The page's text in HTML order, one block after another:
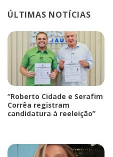
ÚLTIMAS NOTÍCIAS
“Roberto Cidade e Serafim
Corrêa registram
candidatura à reeleição”